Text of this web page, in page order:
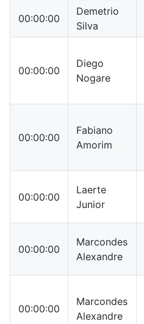
00:00:00
Demetrio
Silva
00:00:00
Diego
Nogare
00:00:00
Fabiano
Amorim
00:00:00
Laerte
Junior
00:00:00
Marcondes
Alexandre
00:00:00
Marcondes
Alexandre